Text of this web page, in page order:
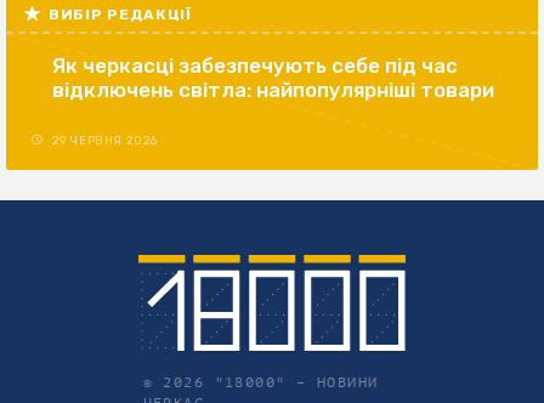
ВИБІР РЕДАКЦІЇ
Як черкасці забезпечують себе під час
відключень світла: найпопулярніші товари
29 ЧЕРВНЯ 2026
© 2026 "18000" – НОВИНИ